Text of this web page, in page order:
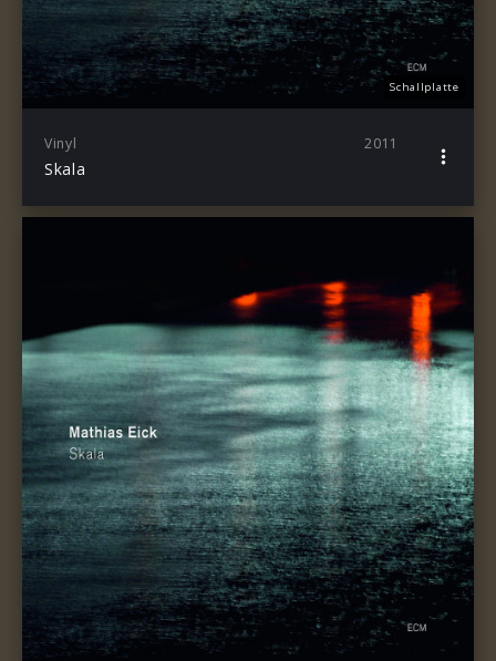
Schallplatte
Vinyl 2011
Skala